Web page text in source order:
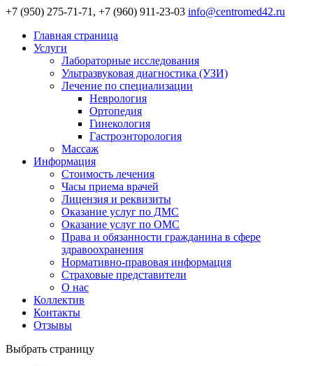
+7 (950) 275-71-71, +7 (960) 911-23-03 info@centromed42.ru
Главная страница
Услуги
Лабораторные исследования
Ультразвуковая диагностика (УЗИ)
Лечение по специализации
Неврология
Ортопедия
Гинекология
Гастроэнторология
Массаж
Информация
Стоимость лечения
Часы приема врачей
Лицензия и реквизиты
Оказание услуг по ДМС
Оказание услуг по ОМС
Права и обязанности гражданина в сфере
здравоохранения
Нормативно-правовая информация
Страховые представители
О нас
Коллектив
Контакты
Отзывы
Выбрать страницу